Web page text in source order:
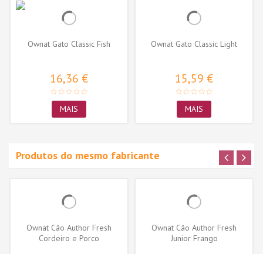
Ownat Gato Classic Fish
16,36 €
MAIS
Ownat Gato Classic Light
15,59 €
MAIS
Produtos do mesmo fabricante
Ownat Cão Author Fresh
Cordeiro e Porco
Ownat Cão Author Fresh
Junior Frango